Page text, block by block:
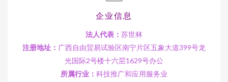
企业信息
法人代表： 苏世林
注册地址： 广西自由贸易试验区南宁片区五象大道399号龙
光国际2号楼十六层1629号办公
所属行业： 科技推广和应用服务业